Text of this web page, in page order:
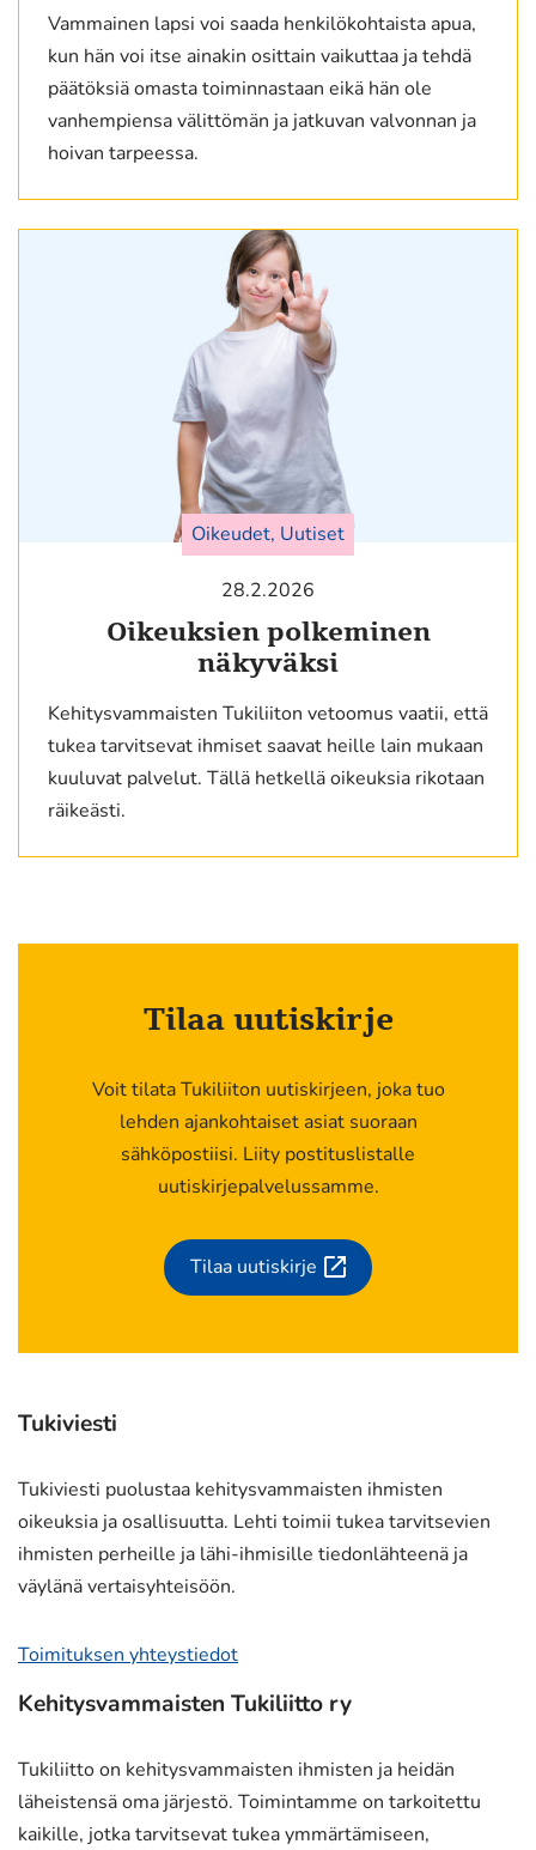
Vammainen lapsi voi saada henkilökohtaista apua,
kun hän voi itse ainakin osittain vaikuttaa ja tehdä
päätöksiä omasta toiminnastaan eikä hän ole
vanhempiensa välittömän ja jatkuvan valvonnan ja
hoivan tarpeessa.
Oikeudet, Uutiset
28.2.2026
Oikeuksien polkeminen
näkyväksi
Kehitysvammaisten Tukiliiton vetoomus vaatii, että
tukea tarvitsevat ihmiset saavat heille lain mukaan
kuuluvat palvelut. Tällä hetkellä oikeuksia rikotaan
räikeästi.
Tilaa uutiskirje
Voit tilata Tukiliiton uutiskirjeen, joka tuo
lehden ajankohtaiset asiat suoraan
sähköpostiisi. Liity postituslistalle
uutiskirjepalvelussamme.
Tilaa uutiskirje
(siirryt
Tukiviesti
Tukiviesti puolustaa kehitysvammaisten ihmisten
oikeuksia ja osallisuutta. Lehti toimii tukea tarvitsevien
ihmisten perheille ja lähi-ihmisille tiedonlähteenä ja
väylänä vertaisyhteisöön.
Toimituksen yhteystiedot
Kehitysvammaisten Tukiliitto ry
Tukiliitto on kehitysvammaisten ihmisten ja heidän
läheistensä oma järjestö. Toimintamme on tarkoitettu
kaikille, jotka tarvitsevat tukea ymmärtämiseen,